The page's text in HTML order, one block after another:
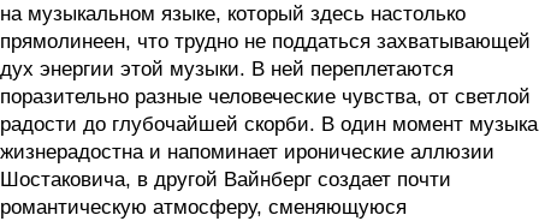
на музыкальном языке, который здесь настолько
прямолинеен, что трудно не поддаться захватывающей
дух энергии этой музыки. В ней переплетаются
поразительно разные человеческие чувства, от светлой
радости до глубочайшей скорби. В один момент музыка
жизнерадостна и напоминает иронические аллюзии
Шостаковича, в другой Вайнберг создает почти
романтическую атмосферу, сменяющуюся